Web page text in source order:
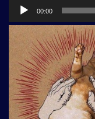
Audio
00:00